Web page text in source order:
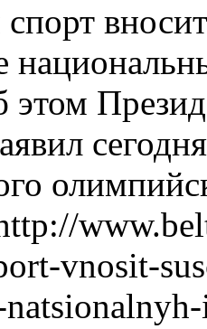
этом
vnosit-